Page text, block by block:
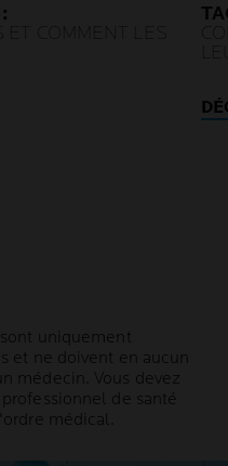
uniquement
et ne doivent en aucun
médecin. Vous devez
de santé
médical.